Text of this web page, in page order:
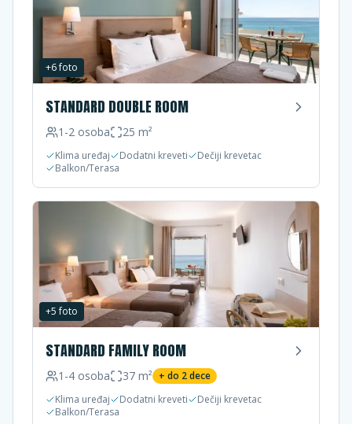
+6foto
STANDARD DOUBLE ROOM
1-2 osoba 25 m²
Klima uređaj Dodatni kreveti
Dečiji krevetac
Balkon/Terasa
+5foto
STANDARD FAMILY ROOM
1-4 osoba 37 m² + do 2dece
Klima uređaj
Dodatni kreveti
Dečiji krevetac
Balkon/Terasa